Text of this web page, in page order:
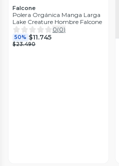
Falcone
Polera Orgánica Manga Larga
Lake Creature Hombre Falcone
0(0)
50% $11.745
$23.490